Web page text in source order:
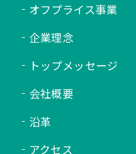
オフプライス事業
企業理念
トップメッセージ
会社概要
沿革
アクセス